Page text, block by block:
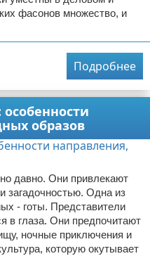
фасонов множество, и
Подробнее
образов
давно. Они привлекают
загадочностью. Одна из
- готы. Представители
в глаза. Они предпочитают
ночные приключения и
которую окутывает